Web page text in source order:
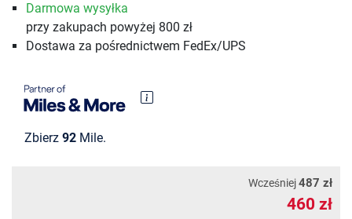
Darmowa wysyłka
przy zakupach powyżej 800 zł
Dostawa za pośrednictwem FedEx/UPS
Zbierz 92 Mile.
Wcześniej487 zł
460 zł